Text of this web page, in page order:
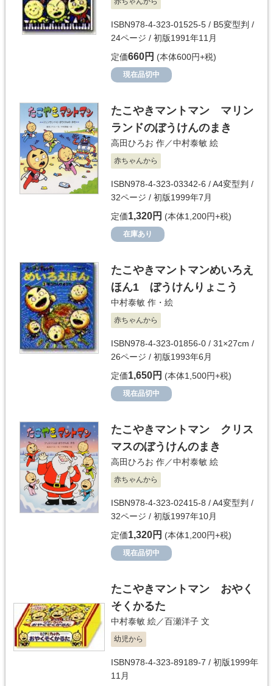
ISBN978-4-323-01525-5 / B5変型判 /
24ページ / 初版1991年11月
定価660円 (本体600円+税)
現在品切中
たこやきマントマン マリン
ランドのぼうけんのまき
高田ひろお 作／中村泰敏 絵
赤ちゃんから
ISBN978-4-323-03342-6 / A4変型判 /
32ページ / 初版1999年7月
定価1,320円 (本体1,200円+税)
在庫あり
たこやきマントマンめいろえ
ほん1 ぼうけんりょこう
中村泰敏 作・絵
赤ちゃんから
ISBN978-4-323-01856-0 / 31×27cm /
26ページ / 初版1993年6月
定価1,650円 (本体1,500円+税)
現在品切中
たこやきマントマン クリス
マスのぼうけんのまき
高田ひろお 作／中村泰敏 絵
赤ちゃんから
ISBN978-4-323-02415-8 / A4変型判 /
32ページ / 初版1997年10月
定価1,320円 (本体1,200円+税)
現在品切中
たこやきマントマン おやく
そくかるた
中村泰敏 絵／百瀬洋子 文
幼児から
ISBN978-4-323-89189-7 / 初版1999年
11月